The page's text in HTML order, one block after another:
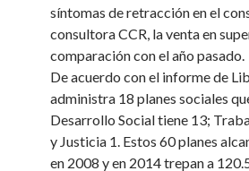
síntomas de retracción en el
consultora CCR, la venta en
comparación con el año pasado.
De acuerdo con el informe de
administra 18 planes sociales
Desarrollo Social tiene 13;
y Justicia 1. Estos 60 planes
en 2008 y en 2014 trepan a